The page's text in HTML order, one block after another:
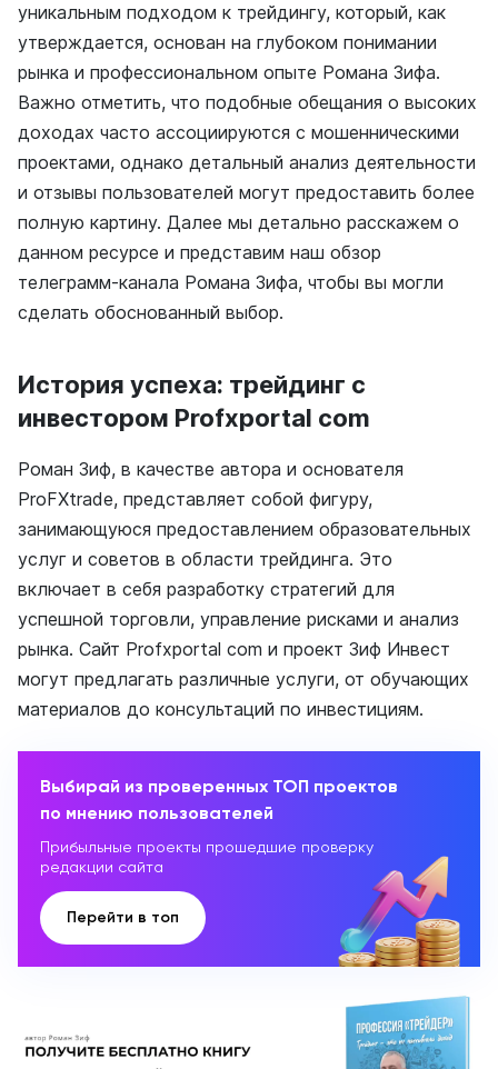
уникальным подходом к трейдингу, который, как
утверждается, основан на глубоком понимании
рынка и профессиональном опыте Романа Зифа.
Важно отметить, что подобные обещания о высоких
доходах часто ассоциируются с мошенническими
проектами, однако детальный анализ деятельности
и отзывы пользователей могут предоставить более
полную картину. Далее мы детально расскажем о
данном ресурсе и представим наш обзор
телеграмм-канала Романа Зифа, чтобы вы могли
сделать обоснованный выбор.
История успеха: трейдинг с
инвестором Profxportal com
Роман Зиф, в качестве автора и основателя
ProFXtrade, представляет собой фигуру,
занимающуюся предоставлением образовательных
услуг и советов в области трейдинга. Это
включает в себя разработку стратегий для
успешной торговли, управление рисками и анализ
рынка. Сайт Profxportal com и проект Зиф Инвест
могут предлагать различные услуги, от обучающих
материалов до консультаций по инвестициям.
Выбирай из проверенных ТОП проектов
по мнению пользователей
Прибыльные проекты прошедшие проверку
редакции сайта
Перейти в топ